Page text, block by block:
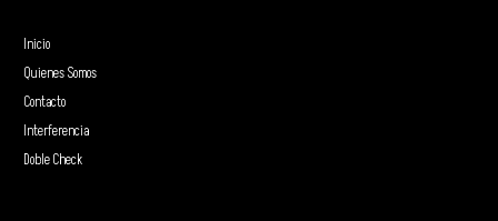
Inicio
Quienes Somos
Contacto
Interferencia
Doble Check